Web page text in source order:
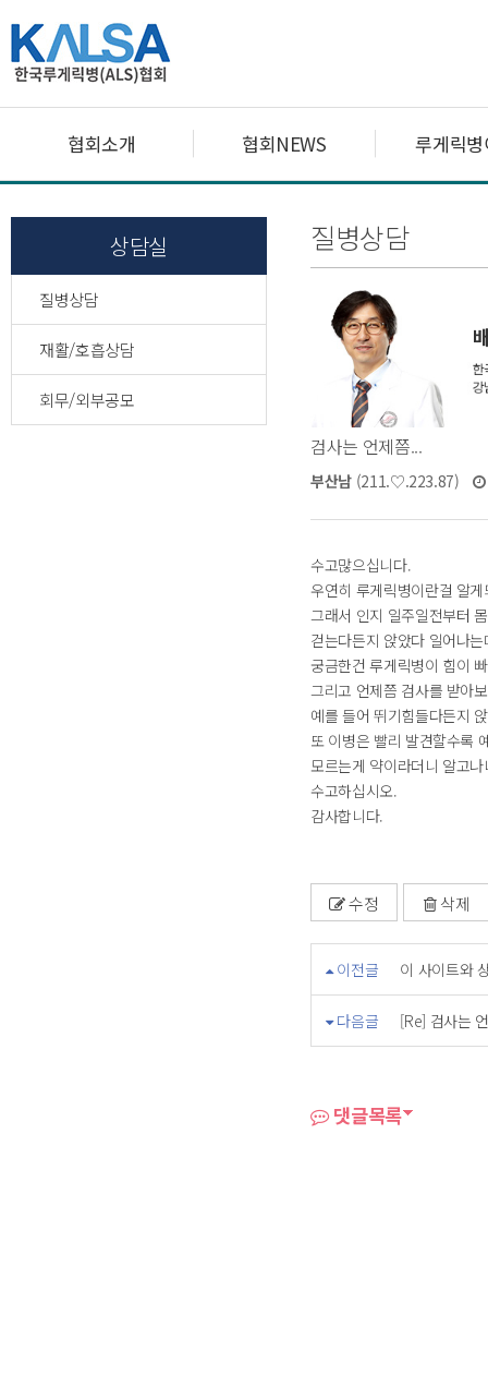
협회소개 협회NEWS 루게릭
상담실
질병상담
재활/호흡상담
회무/외부공모
질병상담
검사는 언제쯤...
부산남(211.♡.223.87)
수고많으십니다.
우연히 루게릭병이란걸 알
그래서 인지 일주일전부터
걷는다든지 앉았다 일어나
궁금한건 루게릭병이 힘이
그리고 언제쯤 검사를 받아
예를 들어 뛰기힘들다든지
또 이병은 빨리 발견할수록
모르는게 약이라더니 알고
수고하십시오.
감사합니다.
수정 삭제
이전글 이 사이트와
다음글 [Re] 검사는
댓글목록